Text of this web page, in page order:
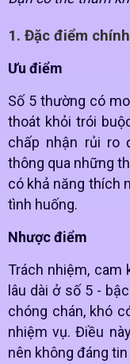
1. Đặc điểm
Ưu điểm
Số 5 thường có
thoát khỏi trói
chấp nhận rủi ro
thông qua những
có khả năng thích
tình huống.
Nhược điểm
Trách nhiệm,
lâu dài ở số 5 -
chóng chán, khó
nhiệm vụ. Điều
nên không đáng